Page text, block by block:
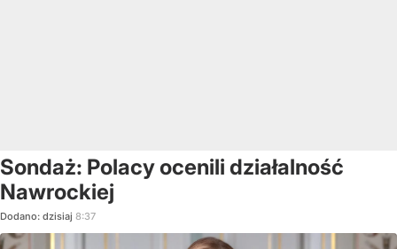
Sondaż: Polacy ocenili działalność
Nawrockiej
Dodano: dzisiaj 8:37